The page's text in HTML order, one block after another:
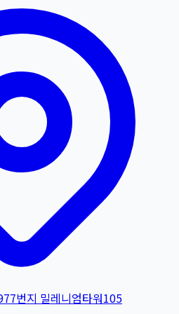
번지 밀레니엄타워105